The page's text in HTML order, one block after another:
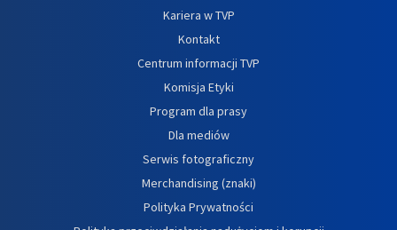
Kariera w TVP
Kontakt
Centrum informacji TVP
Komisja Etyki
Program dla prasy
Dla mediów
Serwis fotograficzny
Merchandising (znaki)
Polityka Prywatności